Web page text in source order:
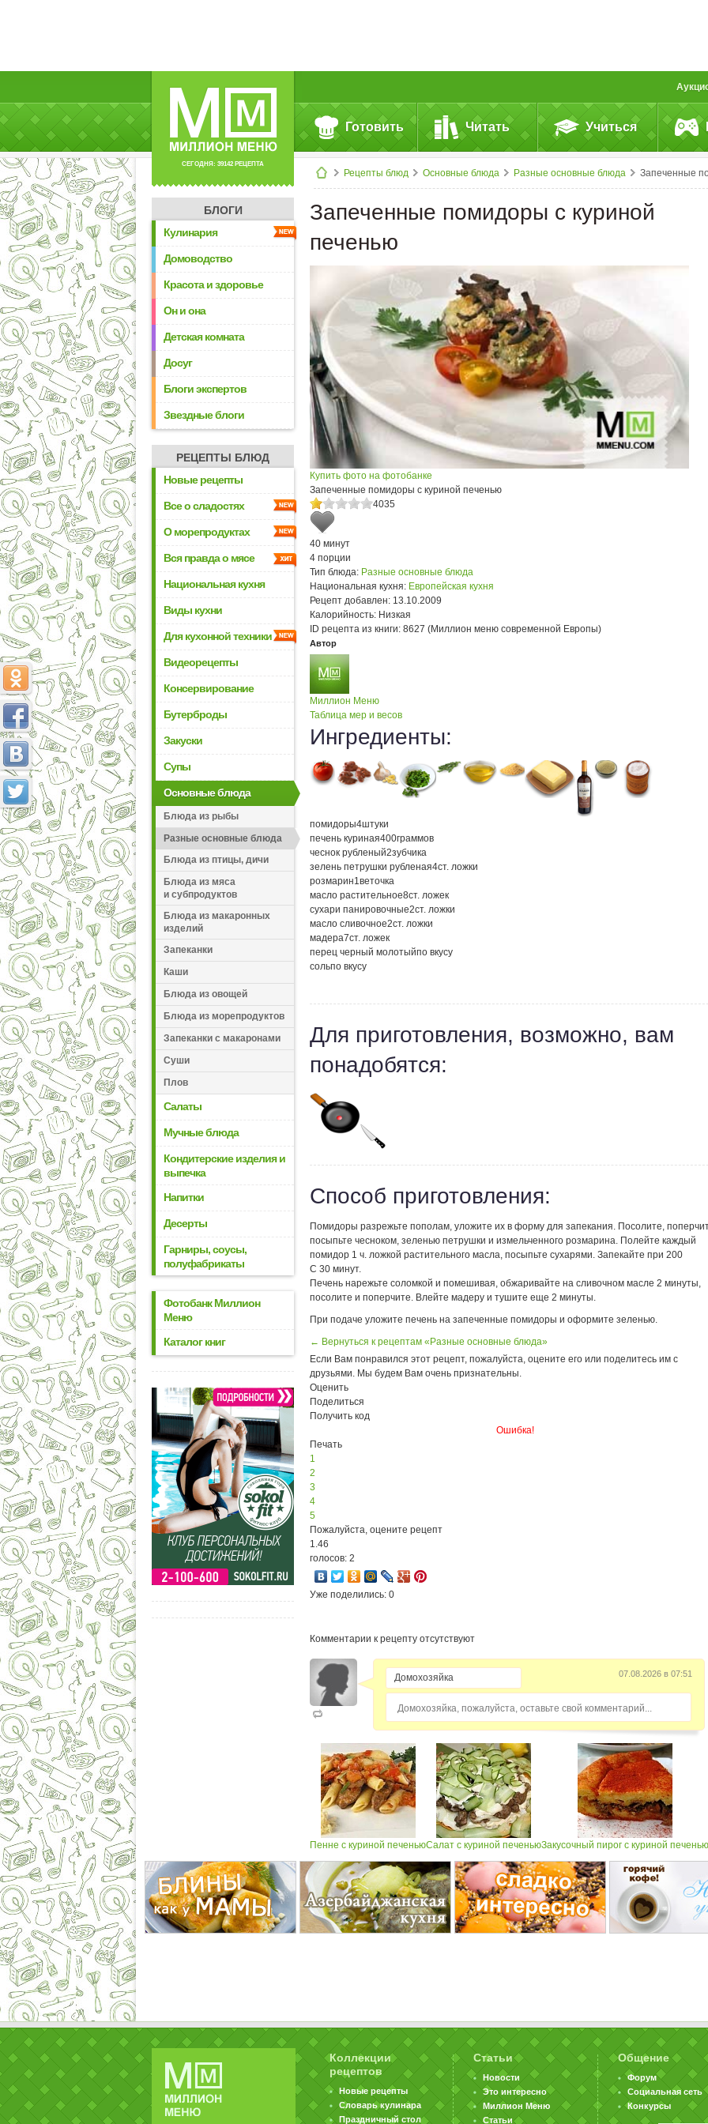
СЕГОДНЯ: 39142 РЕЦЕПТА
Готовить Читать Учиться
Рецепты блюд Основные блюда Разные основные блюда Запеченные помидоры с&nbsp;куриной
БЛОГИ
Кулинария
Домоводство
Красота и здоровье
Он и она
Детская комната
Досуг
Блоги экспертов
Звездные блоги
РЕЦЕПТЫ БЛЮД
Новые рецепты
Все о сладостях
О морепродуктах
Вся правда о мясе
Национальная кухня
Виды кухни
Для кухонной техники
Видеорецепты
Консервирование
Бутерброды
Закуски
Супы
Основные блюда
Блюда из рыбы
Разные основные блюда
Блюда из птицы, дичи
Блюда из мяса
и субпродуктов
Блюда из макаронных
изделий
Запеканки
Каши
Блюда из овощей
Блюда из морепродуктов
Запеканки с макаронами
Суши
Плов
Салаты
Мучные блюда
Кондитерские изделия и
выпечка
Напитки
Десерты
Гарниры, соусы,
полуфабрикаты
Фотобанк Миллион
Меню
Каталог книг
Запеченные помидоры с куриной
печенью
Купить фото на фотобанке
Запеченные помидоры с куриной печенью
4035
40 минут
4 порции
Тип блюда: Разные основные блюда
Национальная кухня: Европейская кухня
Рецепт добавлен: 13.10.2009
Калорийность: Низкая
ID рецепта из книги: 8627 (Миллион меню современной Европы)
Автор
Миллион Меню
Таблица мер и весов
Ингредиенты:
помидоры4штуки
печень куриная400граммов
чеснок рубленый2зубчика
зелень петрушки рубленая4ст. ложки
розмарин1 веточка
масло растительное8ст. ложек
сухари панировочные2ст. ложки
масло сливочное2ст. ложки
мадера7ст. ложек
перец черный молотыйпо вкусу
сольпо вкусу
Для приготовления, возможно, вам
понадобятся:
Способ приготовления:
Помидоры разрежьте пополам, уложите их в форму для запекания. Посолите,
посыпьте чесноком, зеленью петрушки и измельченного розмарина. Полейте каждый
помидор 1 ч. ложкой растительного масла, посыпьте сухарями. Запекайте при 200
С 30 минут.
Печень нарежьте соломкой и помешивая, обжаривайте на сливочном масле 2 минуты,
посолите и поперчите. Влейте мадеру и тушите еще 2 минуты.
При подаче уложите печень на запеченные помидоры и оформите зеленью.
← Вернуться к рецептам «Разные основные блюда»
Если Вам понравился этот рецепт, пожалуйста, оцените его или поделитесь им с
друзьями. Мы будем Вам очень признательны.
Оценить
Поделиться
Получить код
Ошибка!
Печать
1
2
3
4
5
Пожалуйста, оцените рецепт
1.46
голосов: 2
Уже поделились: 0
Комментарии к рецепту отсутствуют
07.08.2026 в 07:51
Домохозяйка, пожалуйста, оставьте свой комментарий...
Пенне с куриной печеньюСалат с куриной печеньюЗакусочный пирог с куриной печенью
Коллекции
рецептов
Новые рецепты
Словарь кулинара
Праздничный стол
Статьи
Новости
Это интересно
Миллион Меню
Статьи
Общение
Форум
Социальная сеть
Конкурсы